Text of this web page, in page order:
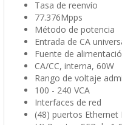
Tasa de reenvío
77.376Mpps
Método de potencia
Entrada de CA
Fuente de
CA/CC, interna, 60W
Rango de voltaje
100 - 240 VCA
Interfaces de red
(48) puertos Ethernet